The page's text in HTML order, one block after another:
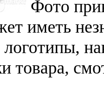
Фото
иметь
товара,